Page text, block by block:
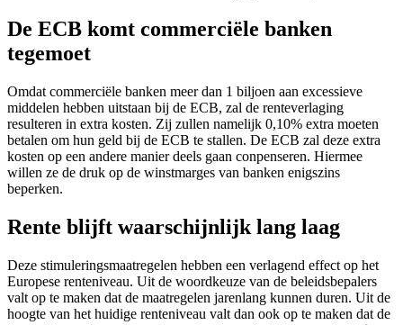
De ECB komt commerciële banken
tegemoet
Omdat commerciële banken meer dan 1 biljoen aan excessieve
middelen hebben uitstaan bij de ECB, zal de renteverlaging
resulteren in extra kosten. Zij zullen namelijk 0,10% extra moeten
betalen om hun geld bij de ECB te stallen. De ECB zal deze extra
kosten op een andere manier deels gaan conpenseren. Hiermee
willen ze de druk op de winstmarges van banken enigszins
beperken.
Rente blijft waarschijnlijk lang laag
Deze stimuleringsmaatregelen hebben een verlagend effect op het
Europese renteniveau. Uit de woordkeuze van de beleidsbepalers
valt op te maken dat de maatregelen jarenlang kunnen duren. Uit de
hoogte van het huidige renteniveau valt dan ook op te maken dat de